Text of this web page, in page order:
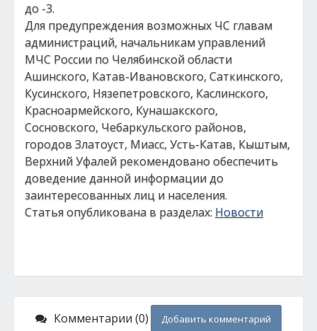
до -3.
Для предупреждения возможных ЧС главам
администраций, начальникам управлений
МЧС России по Челябинской области
Ашинского, Катав-Ивановского, Саткинского,
Кусинского, Нязепетровского, Каслинского,
Красноармейского, Кунашакского,
Сосновского, Чебаркульского районов,
городов Златоуст, Миасс, Усть-Катав, Кыштым,
Верхний Уфалей рекомендовано обеспечить
доведение данной информации до
заинтересованных лиц и населения.
Статья опубликована в разделах: Новости
Комментарии (0) Добавить комментарий